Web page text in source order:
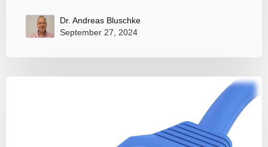
Dr. Andreas Bluschke
September 27, 2024